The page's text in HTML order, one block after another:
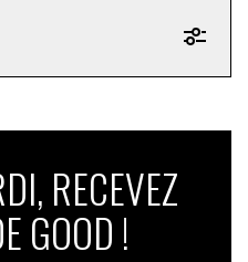
RECEVEZ
GOOD !